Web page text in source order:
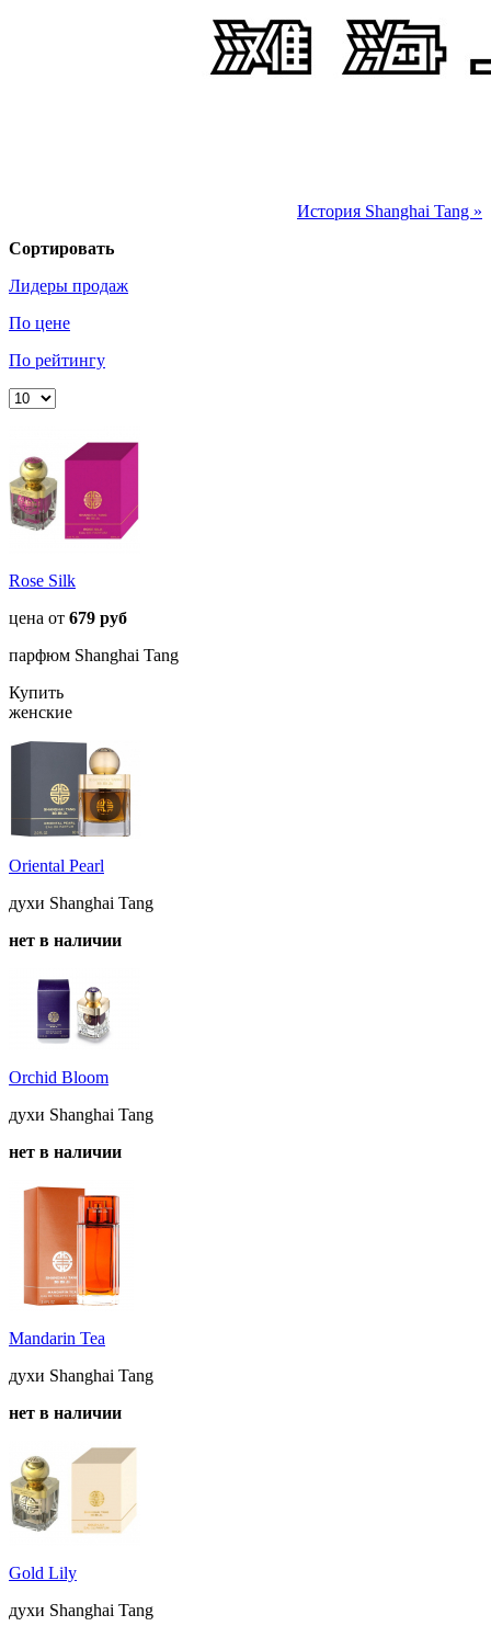
История Shanghai Tang »
Сортировать
Лидеры продаж
По цене
По рейтингу
Rose Silk
цена от 679 руб
парфюм Shanghai Tang
Купить
женские
Oriental Pearl
духи Shanghai Tang
нет в наличии
Orchid Bloom
духи Shanghai Tang
нет в наличии
Mandarin Tea
духи Shanghai Tang
нет в наличии
Gold Lily
духи Shanghai Tang